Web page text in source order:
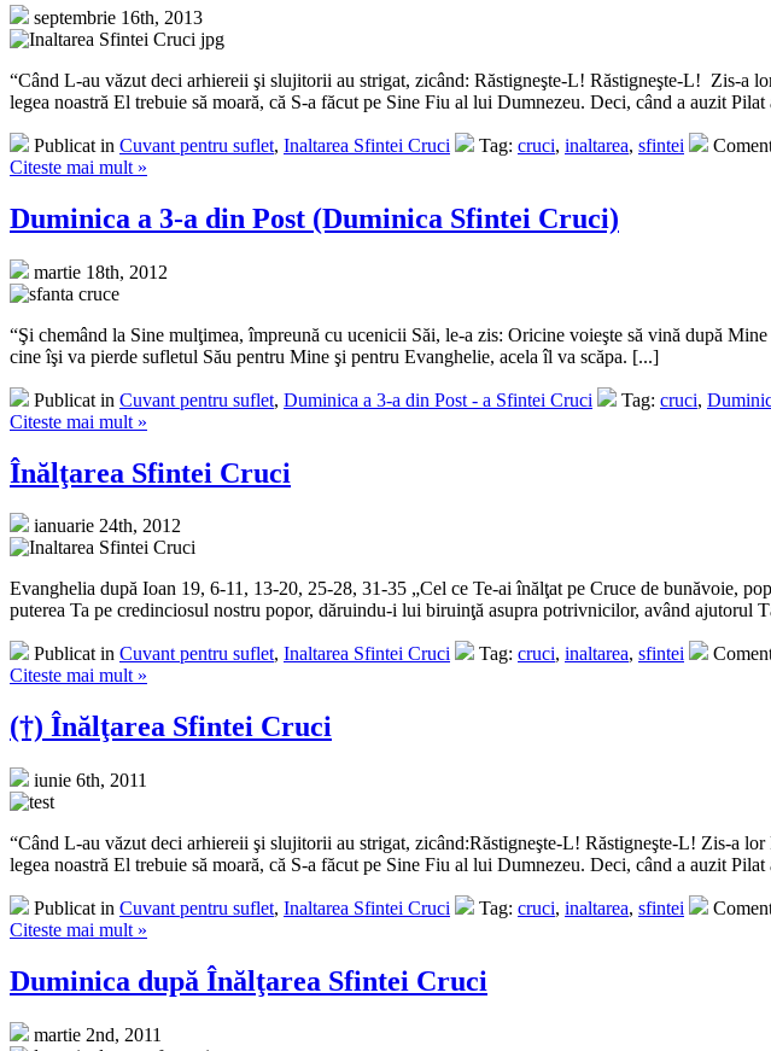
septembrie 16th, 2013
“Când L-au văzut deci arhiereii şi slujitorii au strigat, zicând: Răstigneşte-L! Răstigneşte-L! Zis-a
legea noastră El trebuie să moară, că S-a făcut pe Sine Fiu al lui Dumnezeu. Deci, când a auzit Pilat
Publicat in Cuvant pentru suflet, Inaltarea Sfintei Cruci Tag: cruci, inaltarea, sfintei
Citeste mai mult »
Duminica a 3-a din Post (Duminica Sfintei Cruci)
martie 18th, 2012
“Şi chemând la Sine mulţimea, împreună cu ucenicii Săi, le-a zis: Oricine voieşte să vină după
cine îşi va pierde sufletul Său pentru Mine şi pentru Evanghelie, acela îl va scăpa. [...]
Publicat in Cuvant pentru suflet, Duminica a 3-a din Post - a Sfintei Cruci Tag: cruci,
Citeste mai mult »
Înălţarea Sfintei Cruci
ianuarie 24th, 2012
Evanghelia după Ioan 19, 6-11, 13-20, 25-28, 31-35 „Cel ce Te-ai înălţat pe Cruce de bunăvoie,
puterea Ta pe credinciosul nostru popor, dăruindu-i lui biruinţă asupra potrivnicilor, având ajutorul
Publicat in Cuvant pentru suflet, Inaltarea Sfintei Cruci Tag: cruci, inaltarea, sfintei
Citeste mai mult »
(†) Înălţarea Sfintei Cruci
iunie 6th, 2011
“Când L-au văzut deci arhiereii şi slujitorii au strigat, zicând:Răstigneşte-L! Răstigneşte-L! Zis-a
legea noastră El trebuie să moară, că S-a făcut pe Sine Fiu al lui Dumnezeu. Deci, când a auzit
Publicat in Cuvant pentru suflet, Inaltarea Sfintei Cruci Tag: cruci, inaltarea, sfintei
Citeste mai mult »
Duminica după Înălţarea Sfintei Cruci
martie 2nd, 2011